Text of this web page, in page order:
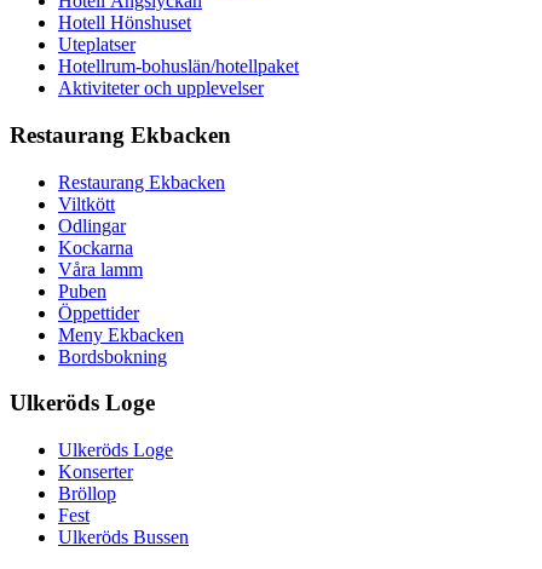
Hotell Hönshuset
Uteplatser
Hotellrum-bohuslän/hotellpaket
Aktiviteter och upplevelser
Restaurang Ekbacken
Restaurang Ekbacken
Viltkött
Odlingar
Kockarna
Våra lamm
Puben
Öppettider
Meny Ekbacken
Bordsbokning
Ulkeröds Loge
Ulkeröds Loge
Konserter
Bröllop
Fest
Ulkeröds Bussen